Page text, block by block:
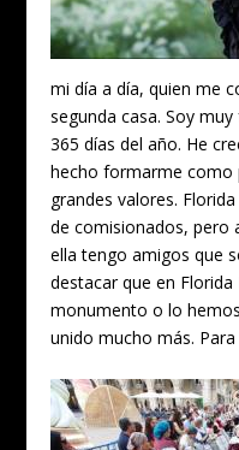
mi día a día, quien me
segunda casa. Soy
365 días del año. He
hecho formarme como
grandes valores.
de comisionados, pero
ella tengo amigos que
destacar que en
monumento o lo
unido mucho más.